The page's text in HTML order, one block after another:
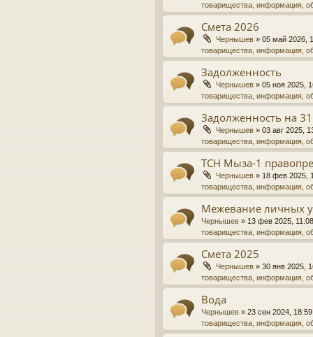
товарищества, информация,
Смета 2026
Чернышев » 05 май 2026,
товарищества, информация,
Задолженность
Чернышев » 05 ноя 2025,
товарищества, информация,
Задолженность на
Чернышев » 03 авг 2025,
товарищества, информация,
ТСН Мыза-1
Чернышев » 18 фев 2025,
товарищества, информация,
Межевание личных
Чернышев » 13 фев 2025, 11:08
товарищества, информация,
Смета 2025
Чернышев » 30 янв 2025,
товарищества, информация,
Вода
Чернышев » 23 сен 2024, 18:59
товарищества, информация,